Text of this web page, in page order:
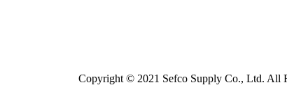
Copyright © 2021 Sefco Supply Co., Ltd. All